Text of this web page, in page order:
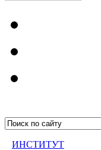
ИНСТИТУТ